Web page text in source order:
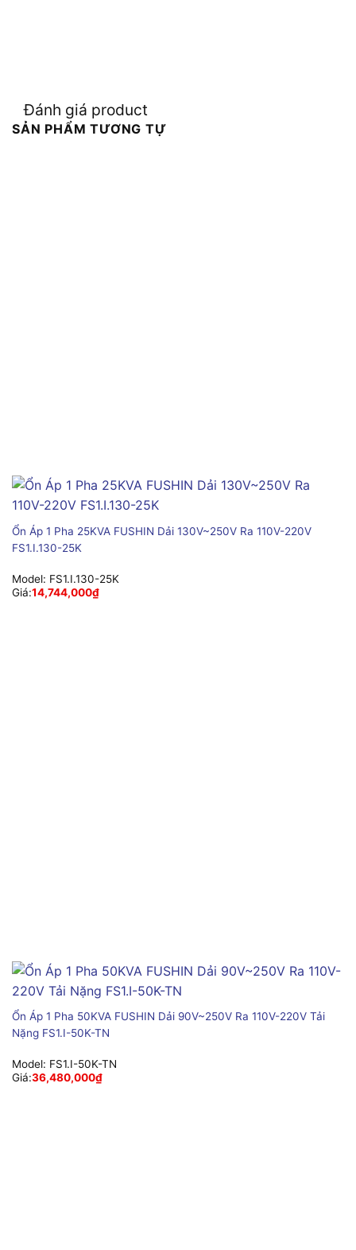
Đánh giá product
SẢN PHẨM TƯƠNG TỰ
Ổn Áp 1 Pha 25KVA FUSHIN Dải 130V~250V Ra 110V-220V
FS1.I.130-25K
Model: FS1.I.130-25K
Giá:14,744,000₫
Ổn Áp 1 Pha 50KVA FUSHIN Dải 90V~250V Ra 110V-220V Tải
Nặng FS1.I-50K-TN
Model: FS1.I-50K-TN
Giá:36,480,000₫